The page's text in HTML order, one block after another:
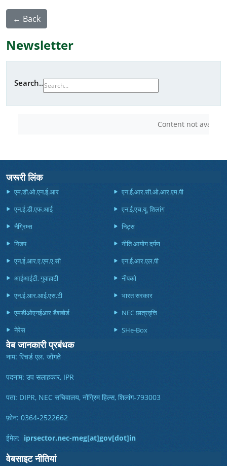
← Back
Newsletter
Search..
Content not available
जरूरी लिंक
एम.डी.ओ.एन.ई.आर
एन.ई.आर.सी.ओ.आर.एम.पी
एन.ई.डी.एफ.आई
एन.ई.एच.यू, शिलांग
नैग्रिम्स
निट्स
निडप
नीति आयोग दर्पण
एन.ई.आर.ए.एम.ए.सी
एन.ई.आर.एल.पी
आईआईटी, गुवाहाटी
नीपको
एन.ई.आर.आई.एस.टी
भारत सरकार
एमडीओएनईआर डैशबोर्ड
NEC छात्रवृत्ति
नेरेस
SHe-Box
वेब जानकारी प्रबंधक
नाम: रिचर्ड एल. जोंगते
पदनाम: उप सलाहकार, IPR
पता: DIPR, NEC सचिवालय, नोंग्रिम हिल्स, शिलांग-793003
फ़ोन: 0364-2522662
ईमेल: iprsector.nec-meg[at]gov[dot]in
वेबसाइट नीतियां